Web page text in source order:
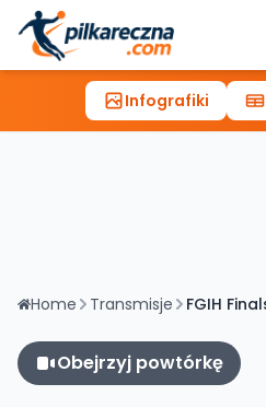
Infografiki
Home Transmisje
Obejrzyj powtórkę